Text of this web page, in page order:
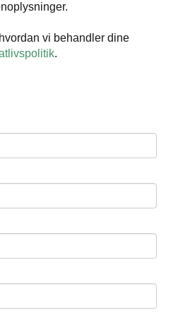
vi behandler dine
.